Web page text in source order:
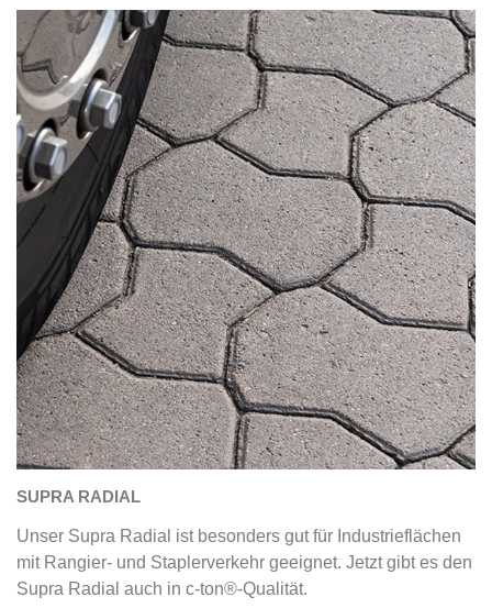
SUPRA RADIAL
Unser Supra Radial ist besonders gut für Industrieflächen
mit Rangier- und Staplerverkehr geeignet. Jetzt gibt es den
Supra Radial auch in c-ton®-Qualität.